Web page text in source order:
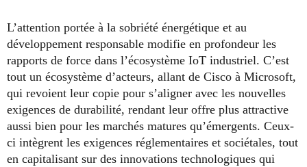
L’attention portée à la sobriété énergétique et au
développement responsable modifie en profondeur les
rapports de force dans l’écosystème IoT industriel. C’est
tout un écosystème d’acteurs, allant de Cisco à Microsoft,
qui revoient leur copie pour s’aligner avec les nouvelles
exigences de durabilité, rendant leur offre plus attractive
aussi bien pour les marchés matures qu’émergents. Ceux-
ci intègrent les exigences réglementaires et sociétales, tout
en capitalisant sur des innovations technologiques qui